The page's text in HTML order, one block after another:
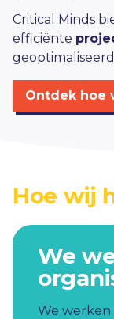
Critical Minds
efficiënte
Ontdek hoe
Hoe wij
We
We werken